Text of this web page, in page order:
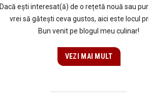
Dacă ești interesat(ă) de o rețetă nouă sau
vrei să gătești ceva gustos, aici este locul
Bun venit pe blogul meu culinar!
VEZI MAI MULT